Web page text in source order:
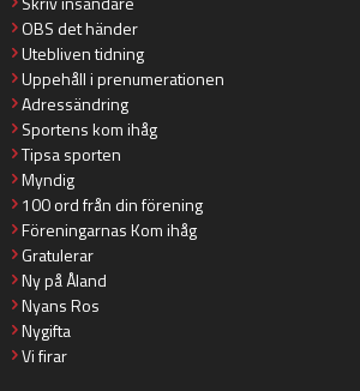
OBS det händer
Utebliven tidning
Uppehåll i prenumerationen
Adressändring
Sportens kom ihåg
Tipsa sporten
Myndig
100 ord från din förening
Föreningarnas Kom ihåg
Gratulerar
Ny på Åland
Nyans Ros
Nygifta
Vi firar